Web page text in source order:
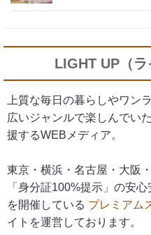
LIGHT UP（
上質な毎日の暮らしやワン
広いジャンルで楽しんでい
援するWEBメディア。
東京・横浜・名古屋・大阪
「身分証100%提示」の安
を開催している プレミアム
イトを運営しております。